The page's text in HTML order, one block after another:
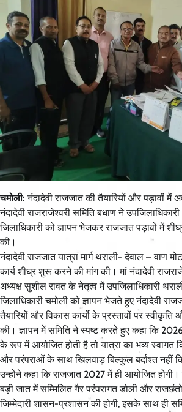
चमोली: नंदादेवी राजजात की तैयारियों और पड़ावों
नंदादेवी राजराजेश्वरी समिति बधाण ने
जिलाधिकारी को ज्ञापन भेजकर राजजात पड़ावों में
की।
नंदादेवी राजजात यात्रा मार्ग थराली- देवाल – वाण
कार्य शीघ्र शुरू करने की मांग की। मां नंदादेवी
अध्यक्ष सुशील रावत के नेतृत्व में उपजिलाधिकारी
जिलाधिकारी चमोली को ज्ञापन भेजते हुए नंदादेवी
तैयारियों और विकास कार्यो के प्रस्तावों पर स्वीकृति
की। ज्ञापन में समिति ने स्पष्ट करते हुए कहा कि
के रूप में आयोजित होती है तो यात्रा का भव्य स्वागत
और परंपराओं के साथ खिलवाड़ बिल्कुल बर्दाश्त नहीं
उन्होंने कहा कि राजजात 2027 में ही आयोजित होगी।
बड़ी जात में सम्मिलित गैर परंपरागत डोली और
जिम्मेदारी शासन-प्रशासन की होगी, इसके साथ ही